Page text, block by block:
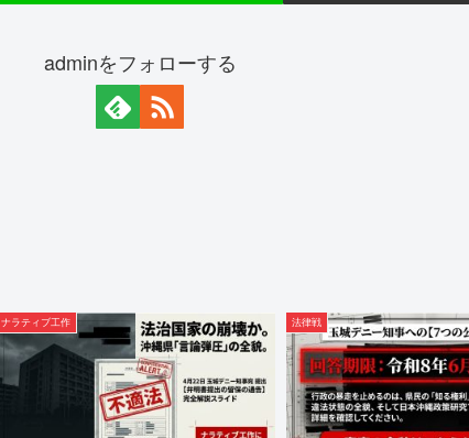
adminをフォローする
ナラティブ工作 法律戦